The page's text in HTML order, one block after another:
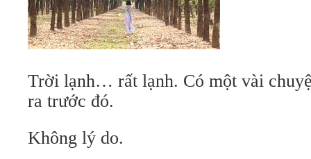
Trời lạnh… rất lạnh. Có một vài
ra trước đó.
Không lý do.